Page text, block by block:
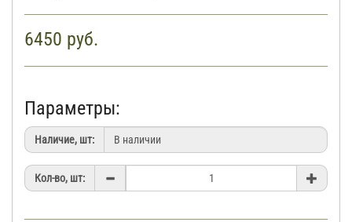
6450 руб.
Параметры:
Наличие, шт:
Кол-во, шт: